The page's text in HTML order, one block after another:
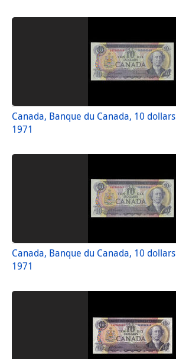
Canada, Banque du Canada, 10 dollars
1971
Canada, Banque du Canada, 10 dollars
1971